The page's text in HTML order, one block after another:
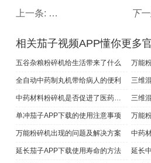
上一条:
延长茄子APP下载使用寿
下
相关茄子视频APP懂你更多
五谷杂粮粉碎机给生活带来了什么 万能
全自动中药制丸机带给病人的便利 三维
三维
单冲茄子APP下载​的使用注意事项 万能
万能粉碎机出现的问题及解决方案 中药
延长茄子APP下载使用寿命的方法